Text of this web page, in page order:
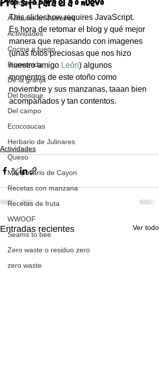
Artesanía
Avifauna en Julinares
Actividades
Cocina a fuego
Bienvenida
De la granja
Del bosque
Del campo
Ecocosucas
Herbario de Julinares
Queso
Mariposario de Cayon
Recetas con manzana
Recetas de fruta
WWOOF
Seams to bee
Zero waste o residuo zero
zero waste
This slideshow requires JavaScript.
Es hora de retomar el blog y qué mejor
manera que repasando con imagenes
(unas fotos preciosas que nos hizo
nuestro amigo León) algunos
momentos de este otoño como
noviembre y sus manzanas, taaan bien
acompañados y tan contentos.
Actividades
Entradas recientes Ver todo